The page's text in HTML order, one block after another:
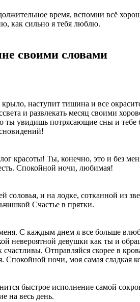
время, вспомни всё
как сильно я тебя люблю.
своими словами
наступит тишина и все
и развлекать месяц своими
увидишь потрясающие сны и тебе
красоты! Ты, конечно, это и без
Спокойной ночи, любимая!
и на лодке, сотканной из
Счастье в прятки.
С каждым днем я все больше
невероятной девушки как ты и
Отправляйся скорее в
Спокойной ночи, моя самая сладкая
быстрое исполнение самой
на весь день.